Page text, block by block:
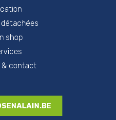
shop
& contact